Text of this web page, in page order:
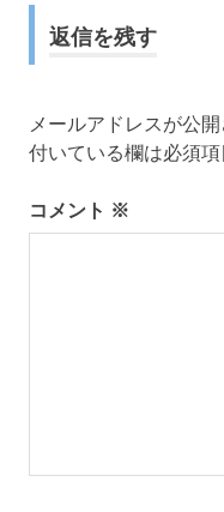
ビ
ゲ
ー
シ
ョ
返信を残す
メールアドレスが公
付いている欄は必須
コメント ※